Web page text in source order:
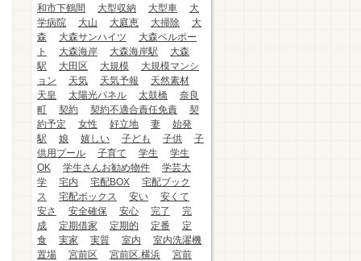
和市下鶴間
大型収納 大型車
大
学病院
大山 大庭恵 大掃除
大
森
大森サンハイツ
大森ベルポー
ト
大森海岸 大森海岸駅
大森
駅
大田区 大規模
大規模マンシ
ョン
天気 天気予報
天然素材
天皇
太陽光パネル 太鼓橋
奈良
町
契約 契約不適合責任免責
契
約予定
女性 好立地 妻
始発
駅
娘 嬉しい 子ども 子供
子
供用プール
子育て 学生
学生
OK
学生さんお勧め物件
学芸大
学
宅内 宅配BOX
宅配ブック
ス
宅配ボックス 安い
安くて
安さ
安全確保 安心 完了
完
成
定期借家 定期的 定番
定
食
実家 実質 室内
室内洗濯機
置場
宮前区 宮前区.横浜
宮前